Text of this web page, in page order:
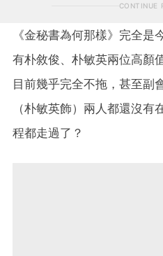
CONTINUE
《金秘書為何那樣》完全是
有朴敘俊、朴敏英兩位高顏
目前幾乎完全不拖，甚至副
（朴敏英飾）兩人都還沒
程都走過了？